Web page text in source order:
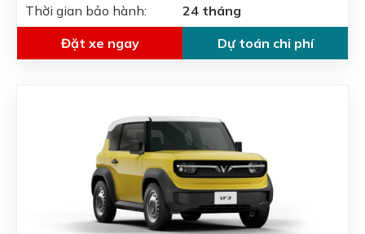
Thời gian bảo hành:
24 tháng
Đặt xe ngay
Dự toán chi phí